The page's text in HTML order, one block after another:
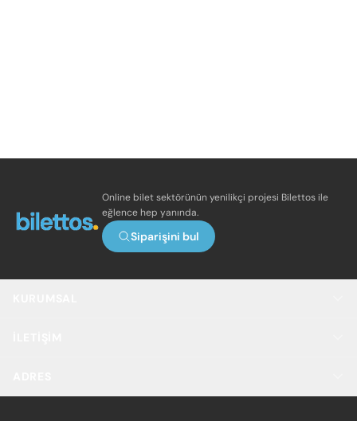
Online bilet sektörünün yenilikçi projesi Bilettos ile
eğlence hep yanında.
Siparişini bul